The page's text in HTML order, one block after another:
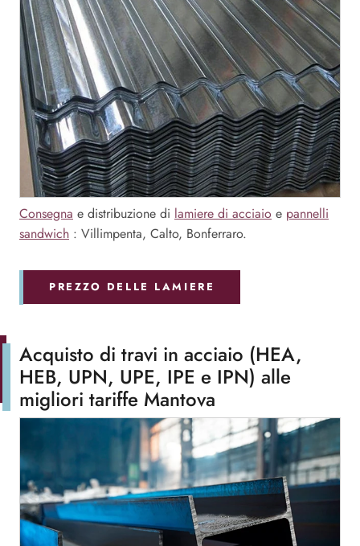
Consegna e distribuzione di lamiere di acciaio e pannelli
sandwich : Villimpenta, Calto, Bonferraro.
PREZZO DELLE LAMIERE
Acquisto di travi in acciaio (HEA,
HEB, UPN, UPE, IPE e IPN) alle
migliori tariffe Mantova